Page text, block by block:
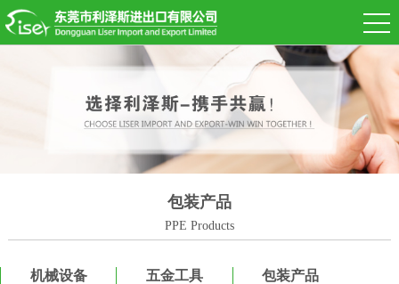
包装产品
PPE Products
机械设备 五金工具 包装产品